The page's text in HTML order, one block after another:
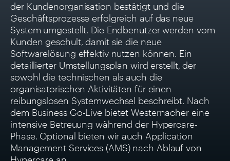
Geschäftsprozesse erfolgreich auf das neue
System umgestellt. Die Endbenutzer werden vom
Kunden geschult, damit sie die neue
Softwarelösung effektiv nutzen können. Ein
detaillierter Umstellungsplan wird erstellt, der
sowohl die technischen als auch die
organisatorischen Aktivitäten für einen
reibungslosen Systemwechsel beschreibt. Nach
dem Business Go-Live bietet Westernacher eine
intensive Betreuung während der Hypercare-
Phase. Optional bieten wir auch Application
Management Services (AMS) nach Ablauf von
Hypercare an.